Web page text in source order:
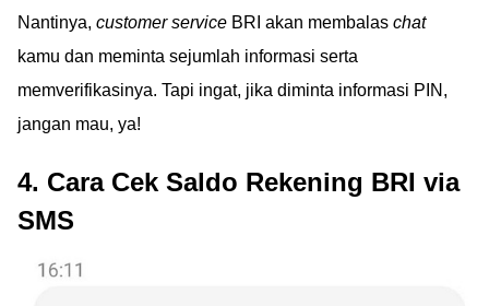
Nantinya, customer service BRI akan membalas chat
kamu dan meminta sejumlah informasi serta
memverifikasinya. Tapi ingat, jika diminta informasi PIN,
jangan mau, ya!
4. Cara Cek Saldo Rekening BRI via
SMS